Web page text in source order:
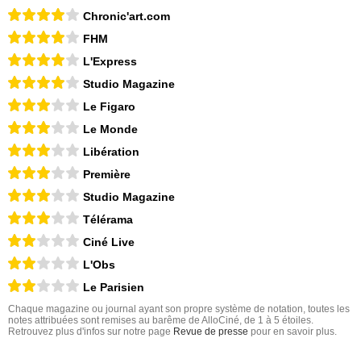
Chronic'art.com
FHM
L'Express
Studio Magazine
Le Figaro
Le Monde
Libération
Première
Studio Magazine
Télérama
Ciné Live
L'Obs
Le Parisien
Chaque magazine ou journal ayant son propre système de notation, toutes les
notes attribuées sont remises au barême de AlloCiné, de 1 à 5 étoiles.
Retrouvez plus d'infos sur notre page Revue de presse pour en savoir plus.